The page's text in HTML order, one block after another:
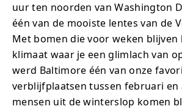
uur ten noorden van Washington
één van de mooiste lentes van de
Met bomen die voor weken blijven
klimaat waar je een glimlach van
werd Baltimore één van onze
verblijfplaatsen tussen februari en
mensen uit de winterslop komen